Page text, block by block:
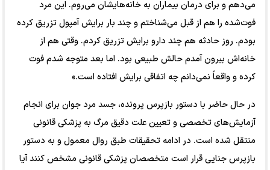
می‌دهم و برای درمان بیماران به خانه‌هایشان می‌روم. این مرد
فوت‌شده را هم از قبل می‌شناختم و چند بار برایش آمپول تزریق کرده
بودم. روز حادثه هم چند دارو برایش تزریق کردم. وقتی هم از
خانه‌اش بیرون آمدم حالش طبیعی بود. اما بعد متوجه شدم فوت
کرده و واقعاً نمی‌دانم چه اتفاقی برایش افتاده است.»
در حال حاضر با دستور بازپرس پرونده، جسد مرد جوان برای انجام
آزمایش‌های تخصصی و تعیین علت دقیق مرگ به پزشکی قانونی
منتقل شده است. در ادامه تحقیقات طبق روال معمول و به دستور
بازپرس جنایی قرار است متخصصان پزشکی قانونی مشخص کنند آیا